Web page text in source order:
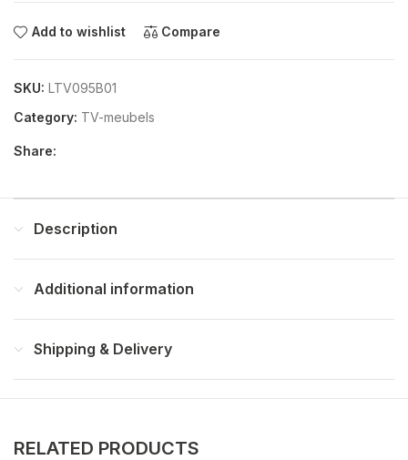
Add to wishlist Compare
SKU: LTV095B01
Category: TV-meubels
Share:
Description
Additional information
Shipping & Delivery
RELATED PRODUCTS